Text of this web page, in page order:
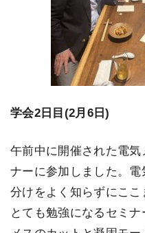
学会2日目(2月6日)
午前中に開催された電気
ナーに参加しました。
分けをよく知らずにここ
とても勉強になるセミ